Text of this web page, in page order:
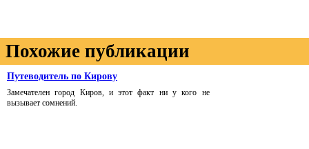
Похожие публикации
Путеводитель по Кирову
Замечателен город Киров, и этот факт ни у кого не
вызывает сомнений.